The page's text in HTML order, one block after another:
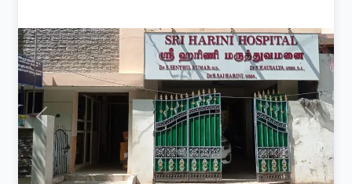
Previous Next